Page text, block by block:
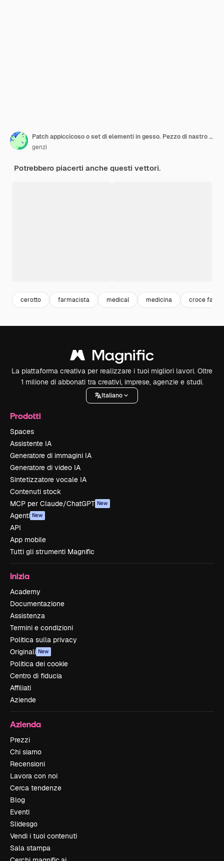
Patch appiccicoso o set di elementi in gesso. Pezzo di nastro elastico incollato, icone grunge di scotch o adesivo
genzi
Potrebbero piacerti anche questi vettori.
cerotto farmacista medical medicina croce
La piattaforma creativa per realizzare i tuoi migliori lavori. Oltre
1 milione di abbonati tra creativi, imprese, agenzie e studi.
Italiano
Prodotti
Spaces
Assistente IA
Generatore di immagini IA
Generatore di video IA
Sintetizzatore vocale IA
Contenuti stock
MCP per Claude/ChatGPT New
Agenti New
API
App mobile
Tutti gli strumenti Magnific
Inizia
Academy
Documentazione
Assistenza
Termini e condizioni
Politica sulla privacy
Originali New
Politica dei cookie
Centro di fiducia
Affiliati
Aziende
Azienda
Prezzi
Chi siamo
Recensioni
Lavora con noi
Cerca tendenze
Blog
Eventi
Slidesgo
Vendi i tuoi contenuti
Sala stampa